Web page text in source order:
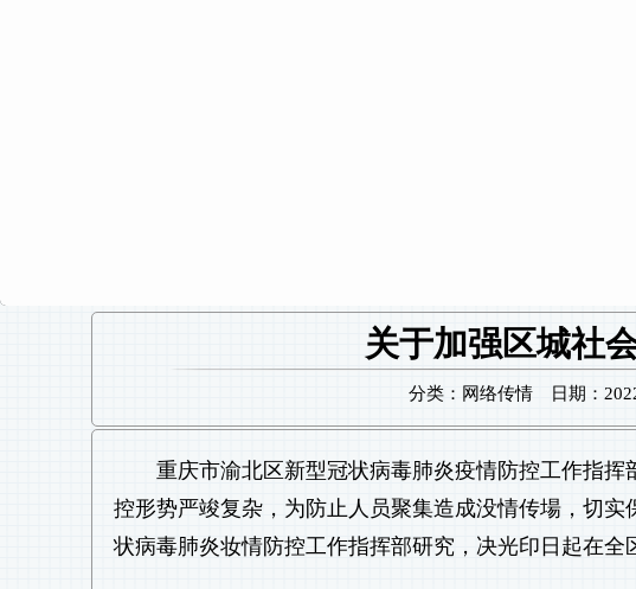
关于加强区城社
分类：网络传情 日期：
重庆市渝北区新型冠状病毒肺炎疫情防控工作指
控形势严竣复杂，为防止人员聚集造成没情传場，切
状病毒肺炎妆情防控工作指挥部研究，决光印日起在全